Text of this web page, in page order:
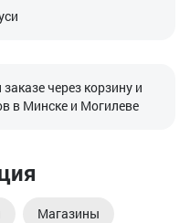
через корзину и
в Минске и Могилеве
Магазины